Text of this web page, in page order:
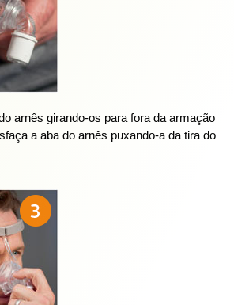
arnês girando-os para fora da armação
a aba do arnês puxando-a da tira do